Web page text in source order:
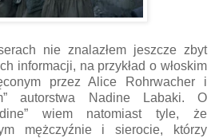
nie znalazłem jeszcze zbyt
informacji, na przykład o włoskim
przez Alice Rohrwacher i
autorstwa Nadine Labaki. O
wiem natomiast tyle, że
mężczyźnie i sierocie, którzy